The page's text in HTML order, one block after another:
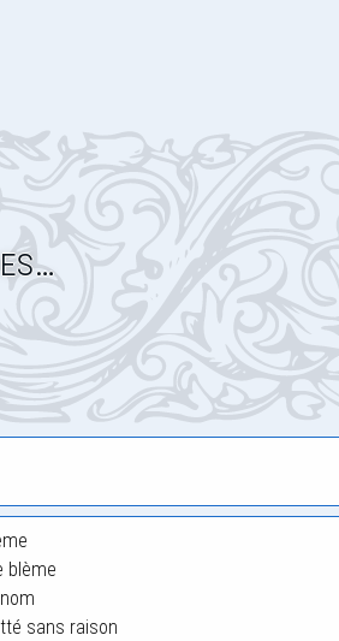
blème
sans raison